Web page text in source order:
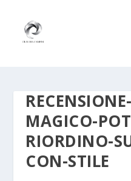
MAGICO-
RIORDINO-
CON-STILE